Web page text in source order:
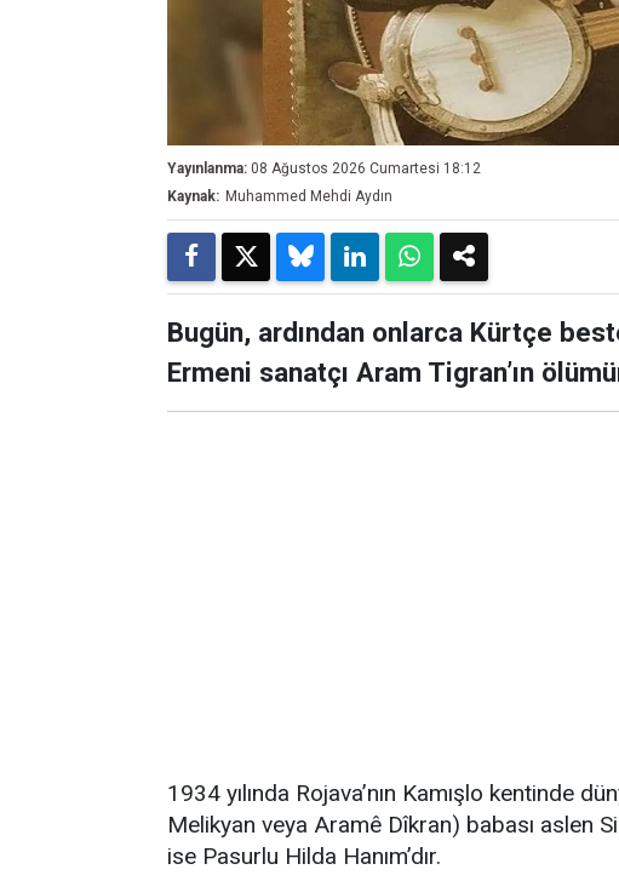
Yayınlanma: 08 Ağustos 2026 Cumartesi 18:12
Kaynak: Muhammed Mehdi Aydın
Bugün, ardından onlarca Kürtçe
Ermeni sanatçı Aram Tigran’ın
1934 yılında Rojava’nın Kamışlo kentinde
Melikyan veya Aramê Dîkran) babası aslen
ise Pasurlu Hilda Hanım’dır.